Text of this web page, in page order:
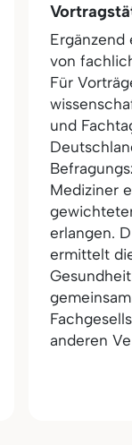
Ergänzend
von
Für
und
Mediziner
erlangen.
ermittelt
anderen